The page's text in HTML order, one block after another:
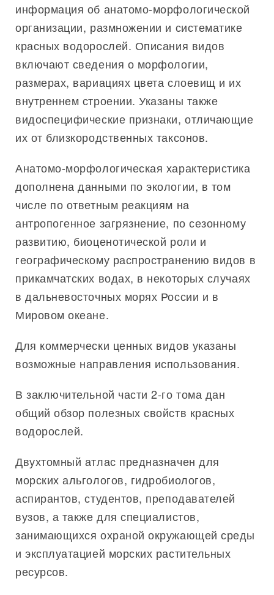
информация об анатомо-морфологической
организации, размножении и систематике
красных водорослей. Описания видов
включают сведения о морфологии,
размерах, вариациях цвета слоевищ и их
внутреннем строении. Указаны также
видоспецифические признаки, отличающие
их от близкородственных таксонов.
Анатомо-морфологическая характеристика
дополнена данными по экологии, в том
числе по ответным реакциям на
антропогенное загрязнение, по сезонному
развитию, биоценотической роли и
географическому распространению видов в
прикамчатских водах, в некоторых случаях
в дальневосточных морях России и в
Мировом океане.
Для коммерчески ценных видов указаны
возможные направления использования.
В заключительной части 2-го тома дан
общий обзор полезных свойств красных
водорослей.
Двухтомный атлас предназначен для
морских альгологов, гидробиологов,
аспирантов, студентов, преподавателей
вузов, а также для специалистов,
занимающихся охраной окружающей среды
и эксплуатацией морских растительных
ресурсов.